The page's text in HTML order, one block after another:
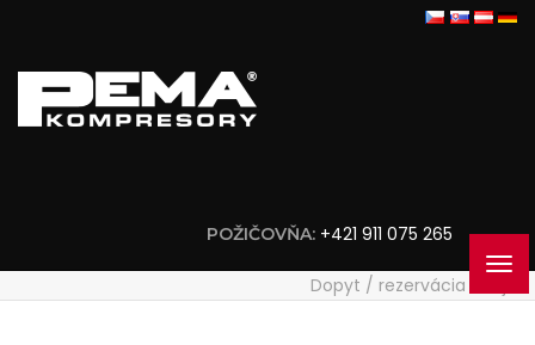
POŽIČOVŇA: +421 911 075 265
Dopyt / rezervácia stroja